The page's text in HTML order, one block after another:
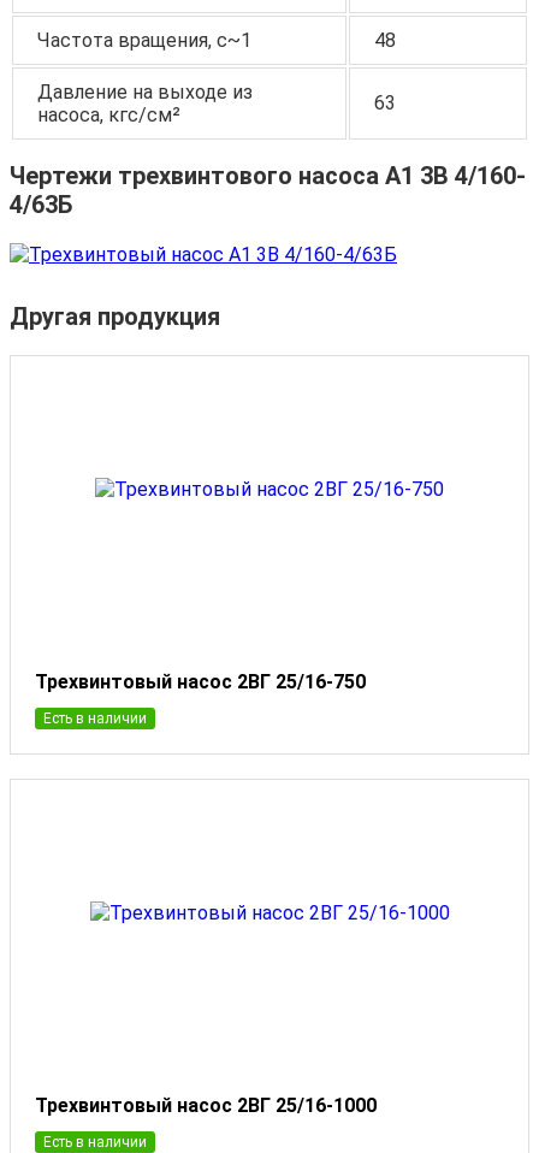
Частота вращения, c~1 48
Давление на выходе из
насоса, кгс/см²
63
Чертежи трехвинтового насоса А1 3В 4/160-
4/63Б
Другая продукция
Трехвинтовый насос 2ВГ 25/16-750
Есть в наличии
Трехвинтовый насос 2ВГ 25/16-1000
Есть в наличии